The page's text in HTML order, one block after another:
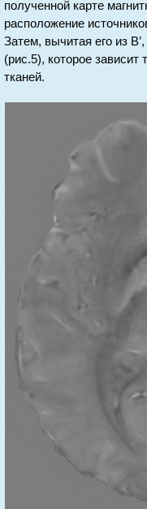
полученной карте
расположение
Затем, вычитая его из
(рис.5), которое зависит
тканей.